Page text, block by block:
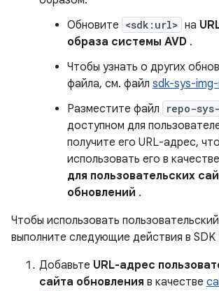
Обновите <sdk:url> на
образа системы AVD .
Чтобы узнать о других
файла, см. файл sdk-sys-
Разместите файл
repo-
доступном для
получите его URL-адрес,
использовать его в качестве
для пользовательских
обновлений .
Чтобы использовать
выполните следующие действия в SDK
Добавьте URL-адрес
сайта обновления в качестве